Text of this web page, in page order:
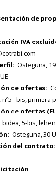
de
IVA
Osteguna,
de ofertas
- bis, primera
de ofertas
5-bis,
Osteguna, 30
del contrato